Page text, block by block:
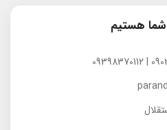
هستیم